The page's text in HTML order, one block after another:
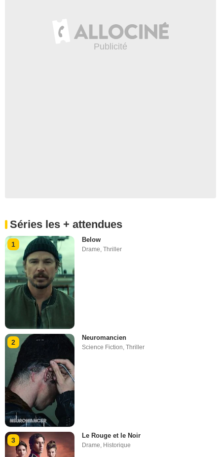
Séries les + attendues
1
Below
Drame ,Thriller
2
Neuromancien
Science Fiction,Thriller
3
Le Rouge et le Noir
Drame, Historique